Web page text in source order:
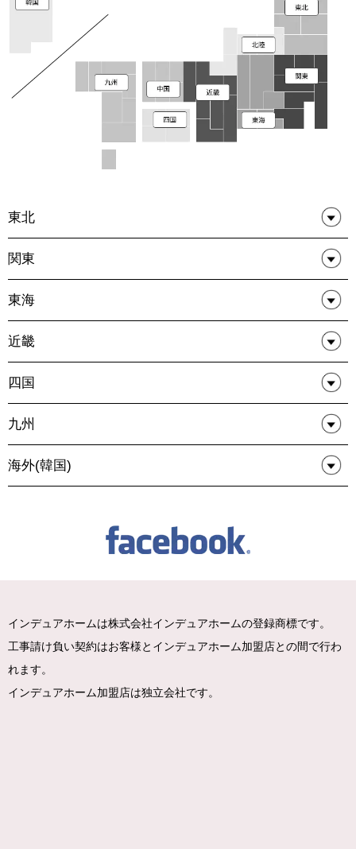
東北
関東
東海
近畿
四国
九州
海外(韓国)
インデュアホームは株式会社インデュアホームの登録商標です。
工事請け負い契約はお客様とインデュアホーム加盟店との間で行わ
れます。
インデュアホーム加盟店は独立会社です。